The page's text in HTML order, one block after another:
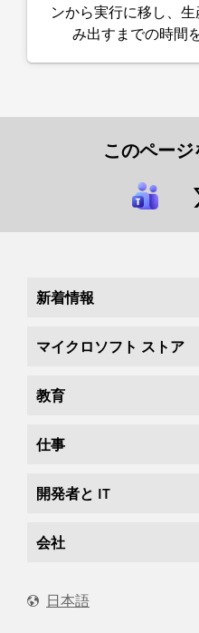
ンから実行に移し、
み出すまでの時間
このペー
新着情報
マイクロソフト ストア
教育
仕事
開発者と IT
会社
日本語